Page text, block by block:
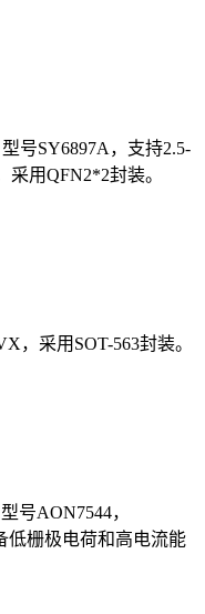
号SY6897A，支持2.5-
用QFN2*2封装。
，采用SOT-563封装。
号AON7544，
低栅极电荷和高电流能